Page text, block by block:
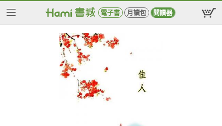
電子書 月讀包 閱讀器